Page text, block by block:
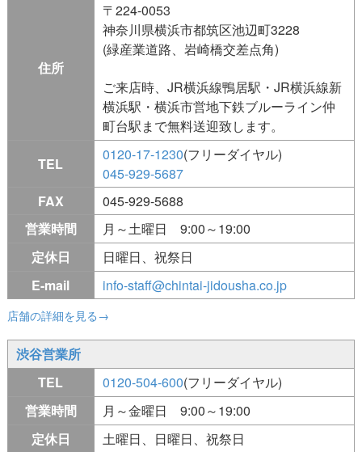
住所
〒224-0053
神奈川県横浜市都筑区池辺町3228
(緑産業道路、岩崎橋交差点角)
ご来店時、JR横浜線鴨居駅・JR横浜線新
横浜駅・横浜市営地下鉄ブルーライン仲
町台駅まで無料送迎致します。
TEL
0120-17-1230(フリーダイヤル)
045-929-5687
FAX
045-929-5688
営業時間
月～土曜日 9:00～19:00
定休日
日曜日、祝祭日
E-mail
info-staff@chintai-jidousha.co.jp
店舗の詳細を見る→
渋谷営業所
TEL
0120-504-600(フリーダイヤル)
営業時間
月～金曜日 9:00～19:00
定休日
土曜日、日曜日、祝祭日